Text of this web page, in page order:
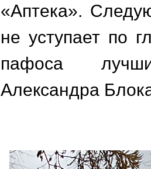
«Аптека».
не уступает по
пафоса
Александра